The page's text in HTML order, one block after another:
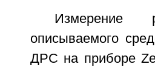
Измерение
описываемого
ДРС на приборе